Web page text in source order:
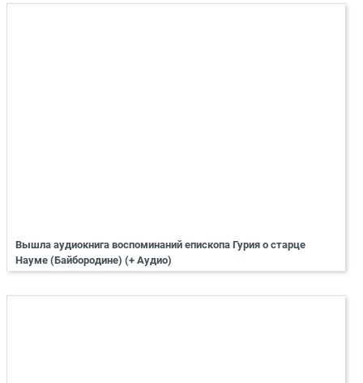
Вышла аудиокнига воспоминаний епископа Гурия о старце
Науме (Байбородине) (+ Аудио)